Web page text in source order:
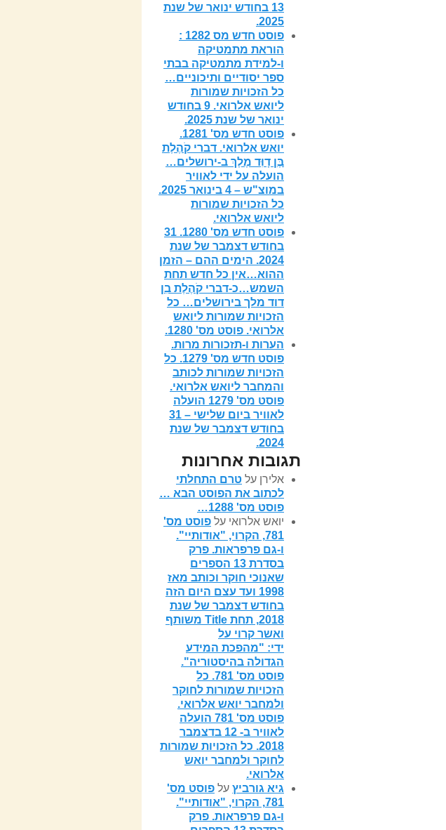
13 בחודש ינואר של שנת
2025.
פוסט חדש מס 1282 :
הוראת מתמטיקה
ו-למידת מתמטיקה בבתי
ספר יסודיים ותיכוניים…
כל הזכויות שמורות
ליואש אלרואי. 9 בחודש
ינואר של שנת 2025.
פוסט חדש מס' 1281.
יואש אלרואי. דברי קֹהֶלֶת
בֶּן דָוִּד מֶלֶךְ ב-ירושלים…
הועלה על ידי לאוויר
במוצ"ש – 4 בינואר 2025.
כל הזכויות שמורות
ליואש אלרואי.
פוסט חדש מס' 1280. 31
בחודש דצמבר של שנת
2024. הימים ההם – הזמן
ההוא…אין כל חדש תחת
השמש…כ-דברי קֹהֶלֶת בִן
דוד מלך בירושלים… כל
הזכויות שמורות ליואש
אלרואי. פוסט מס' 1280.
הערות ו-תזכורות מרות.
פוסט חדש מס' 1279. כל
הזכויות שמורות לכותב
והמחבר ליואש אלרואי.
פוסט מס' 1279 הועלה
לאוויר ביום שלישי – 31
בחודש דצמבר של שנת
2024.
תגובות אחרונות
אלירן על טרם התחלתי
לכתוב את הפוסט הבא …
פוסט מס' 1288…
יואש אלרואי על פוסט מס'
781, הקרוי, "אודותיי".
ו-גם פרפראות. פרק
בסדרת 13 הספרים
שאנוכי חוקר וכותב מאז
1998 ועד עצם היום הזה
בחודש דצמבר של שנת
2018, תחת Title משותף
ואשר קרוי על
ידי: "מהפכת המידע
הגדולה בהיסטוריה".
פוסט מס' 781. כל
הזכויות שמורות לחוקר
ולמחבר יואש אלרואי.
פוסט מס' 781 הועלה
לאוויר ב- 12 בדצמבר
2018. כל הזכויות שמורות
לחוקר ולמחבר יואש
אלרואי.
גיא גורביץ על פוסט מס'
781, הקרוי, "אודותיי".
ו-גם פרפראות. פרק